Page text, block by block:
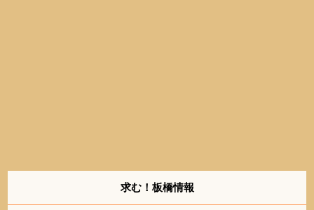
求む！板橋情報